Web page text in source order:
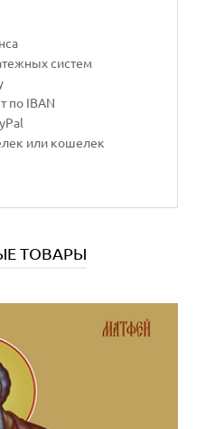
систем
по IBAN
или кошелек
ТОВАРЫ